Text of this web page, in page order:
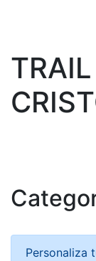
Personaliza